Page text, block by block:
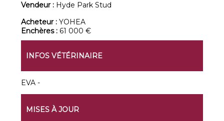
Vendeur : Hyde Park Stud
Acheteur :YOHEA
Enchères : 61 000 €
INFOS VÉTÉRINAIRE
EVA -
MISES À JOUR